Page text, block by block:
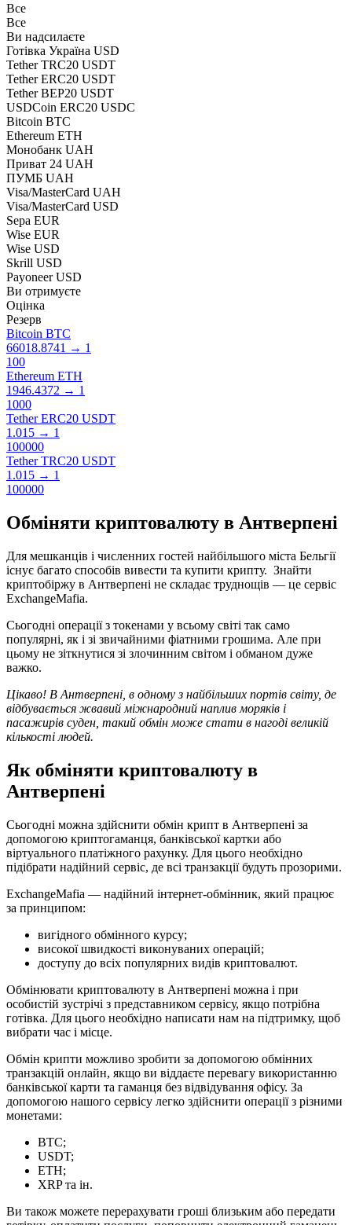
Все
Все
Ви надсилаєте
Готівка Україна USD
Tether TRC20 USDT
Tether ERC20 USDT
Tether BEP20 USDT
USDCoin ERC20 USDC
Bitcoin BTC
Ethereum ETH
Монобанк UAH
Приват 24 UAH
ПУМБ UAH
Visa/MasterCard UAH
Visa/MasterCard USD
Sepa EUR
Wise EUR
Wise USD
Skrill USD
Payoneer USD
Ви отримуєте
Оцінка
Резерв
Bitcoin BTC
66018.8741 → 1
100
Ethereum ETH
1946.4372 → 1
1000
Tether ERC20 USDT
1.015 → 1
100000
Tether TRC20 USDT
1.015 → 1
100000
Обміняти кри​птовалюту в Антверпені
Для мешканців і численних гостей найбільшого міста Бельгії
існує багато способів вивести та купити крипту. Знайти
криптобіржу в Антверпені не складає труднощів — це сервіс
ExchangeMafia.
Сьогодні операції з токенами у всьому світі так само
популярні, як і зі звичайними фіатними грошима. Але при
цьому не зіткнутися зі злочинним світом і обманом дуже
важко.
Цікаво! В Антверпені, в одному з найбільших портів світу, де
відбувається жвавий міжнародний наплив моряків і
пасажирів суден, такий обмін може стати в нагоді великій
кількості людей.
Як обміняти криптовалюту в
Антверпені
Сьогодні можна здійснити обмін крипт в Антверпені за
допомогою криптогаманця, банківської картки або
віртуального платіжного рахунку. Для цього необхідно
підібрати надійний сервіс, де всі транзакції будуть прозорими.
ExchangeMafia — надійний інтернет-обмінник, який працює
за принципом:
вигідного обмінного курсу;
високої швидкості виконуваних операцій;
доступу до всіх популярних видів криптовалют.
Обмінювати криптовалюту в Антверпені можна і при
особистій зустрічі з представником сервісу, якщо потрібна
готівка. Для цього необхідно написати нам на підтримку, щоб
вибрати час і місце.
Обмін крипти можливо зробити за допомогою обмінних
транзакцій онлайн, якщо ви віддаєте перевагу використанню
банківської карти та гаманця без відвідування офісу. За
допомогою нашого сервісу легко здійснити операції з різними
монетами:
BTC;
USDT;
ETH;
XRP та ін.
Ви також можете перерахувати гроші близьким або передати